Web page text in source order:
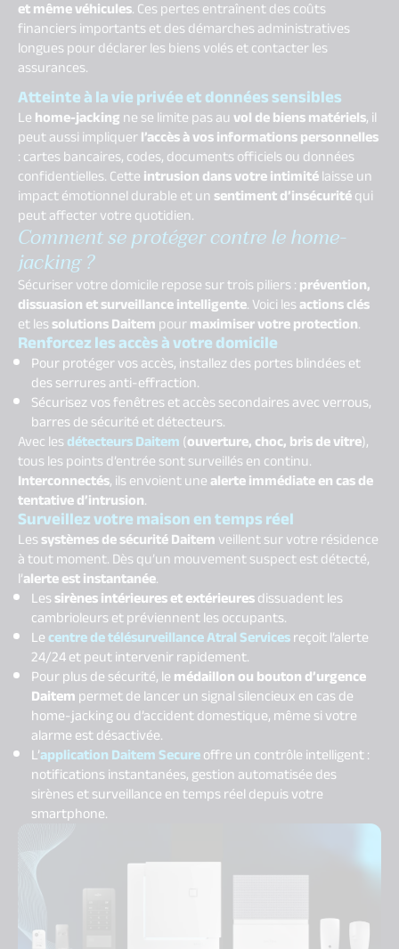
et même véhicules. Ces pertes entraînent des coûts
financiers importants et des démarches administratives
longues pour déclarer les biens volés et contacter les
assurances.
Atteinte à la vie privée et données sensibles
Lehome-jackingne se limite pas auvol de biens matériels, il
peut aussi impliquerl’accès à vos informations personnelles
: cartes bancaires, codes, documents officiels ou données
confidentielles. Cetteintrusion dans votre intimitélaisse un
impact émotionnel durable et unsentiment d’insécuritéqui
peut affecter votre quotidien.
Comment se protéger contre le home-
jacking ?
Sécuriser votre domicile repose sur trois piliers :prévention,
dissuasion et surveillance intelligente. Voici lesactions clés
et lessolutions Daitempourmaximiser votre protection.
Renforcez les accès à votre domicile
Pour protéger vos accès, installez des portes blindées et
des serrures anti-effraction.
Sécurisez vos fenêtres et accès secondaires avec verrous,
barres de sécurité et détecteurs.
Avec lesdétecteurs Daitem(ouverture, choc, bris de vitre),
tous les points d’entrée sont surveillés en continu.
Interconnectés, ils envoient unealerte immédiate en cas de
tentative d’intrusion.
Surveillez votre maison en temps réel
Lessystèmes de sécurité Daitemveillent sur votre résidence
à tout moment. Dès qu’un mouvement suspect est détecté,
l’alerte est instantanée.
Lessirènes intérieures et extérieuresdissuadent les
cambrioleurs et préviennent les occupants.
Lecentre de télésurveillance Atral Servicesreçoit l’alerte
24/24 et peut intervenir rapidement.
Pour plus de sécurité, lemédaillon ou bouton d’urgence
Daitempermet de lancer un signal silencieux en cas de
home-jacking ou d’accident domestique, même si votre
alarme est désactivée.
L’application Daitem Secureoffre un contrôle intelligent :
notifications instantanées, gestion automatisée des
sirènes et surveillance en temps réel depuis votre
smartphone.